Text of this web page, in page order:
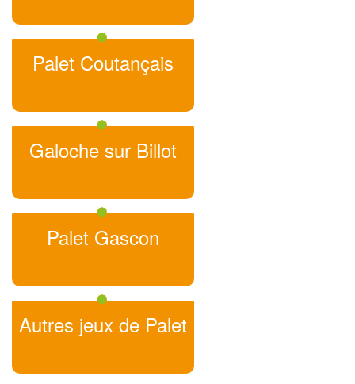
Palet Coutançais
Galoche sur Billot
Palet Gascon
Autres jeux de Palet